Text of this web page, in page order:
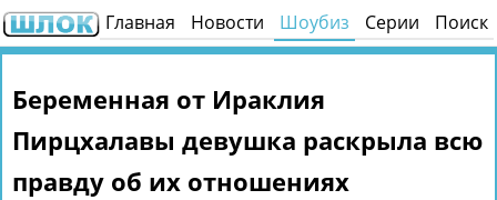
Главная Новости Шоубиз Серии Поиск
Беременная от Ираклия
Пирцхалавы девушка раскрыла всю
правду об их отношениях